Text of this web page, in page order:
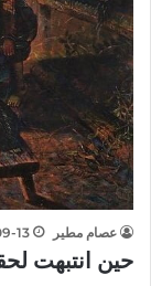
عصام مطير 13
حين انتبهت